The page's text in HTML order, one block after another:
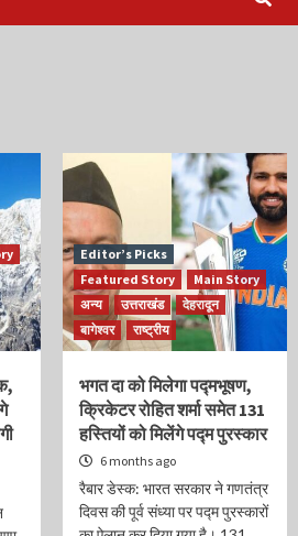
Editor’s Picks
Featured Story
Main Story
अन्य
उत्तराखंड
देहरादून
बागेश्वर
राष्ट्रीय
भगत दा को मिलेगा पद्मभूषण,
क्रिकेटर रोहित शर्मा समेत 131
हस्तियों को मिलेंगे पद्म पुरस्कार
6 months ago
रैबार डेस्क: भारत सरकार ने गणतंत्र
दिवस की पूर्व संध्या पर पद्म पुरस्कारों